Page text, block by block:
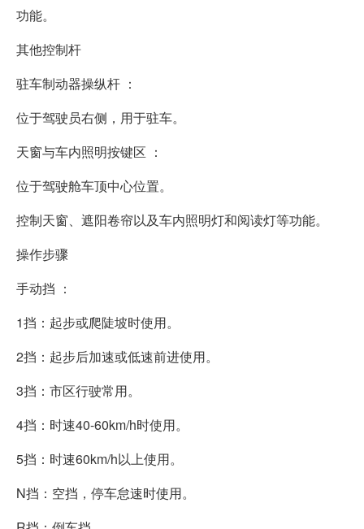
功能。
其他控制杆
驻车制动器操纵杆 ：
位于驾驶员右侧，用于驻车。
天窗与车内照明按键区 ：
位于驾驶舱车顶中心位置。
控制天窗、遮阳卷帘以及车内照明灯和阅读灯等功能。
操作步骤
手动挡 ：
1挡：起步或爬陡坡时使用。
2挡：起步后加速或低速前进使用。
3挡：市区行驶常用。
4挡：时速40-60km/h时使用。
5挡：时速60km/h以上使用。
N挡：空挡，停车怠速时使用。